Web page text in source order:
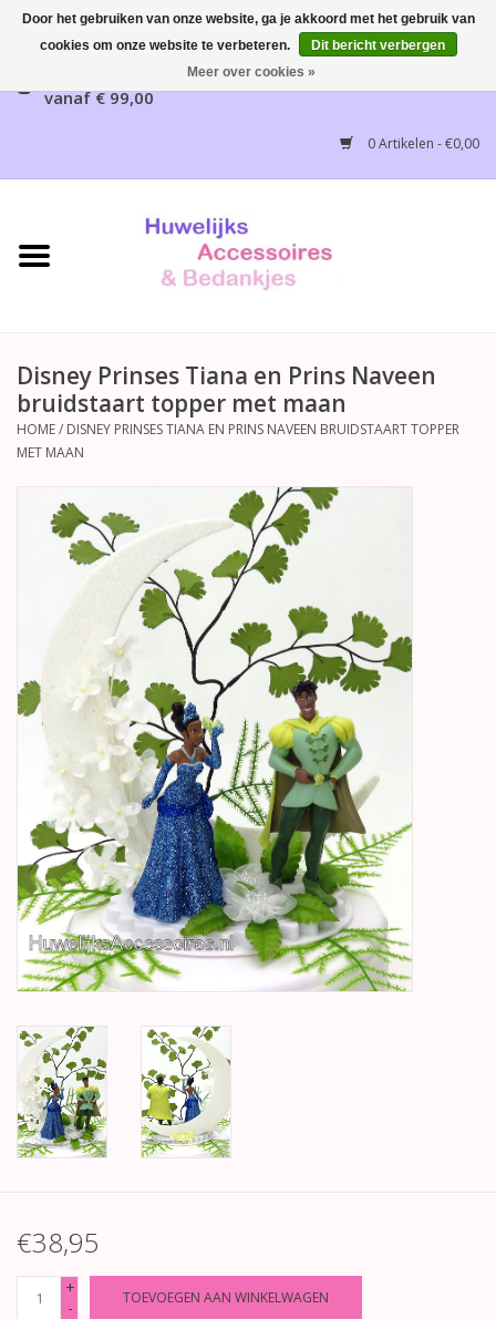
Gratis verzending mogelijk, NL vanaf € 65,00, België
vanaf € 99,00
0 Artikelen - €0,00
Home
Bruidsaccessoires
Huwelijksreceptie
Betty Boop Huwelijk
Geboorte, Doop en
Communie
Disney Prinses Tiana en Prins Naveen
bruidstaart topper met maan
HOME/ DISNEY PRINSES TIANA EN PRINS NAVEEN BRUIDSTAART TOPPER
MET MAAN
€38,95
+
-
TOEVOEGEN AAN WINKELWAGEN
Door het gebruiken van onze website, ga je akkoord met het gebruik van
cookies om onze website te verbeteren.
Dit bericht verbergen
Meer over cookies »